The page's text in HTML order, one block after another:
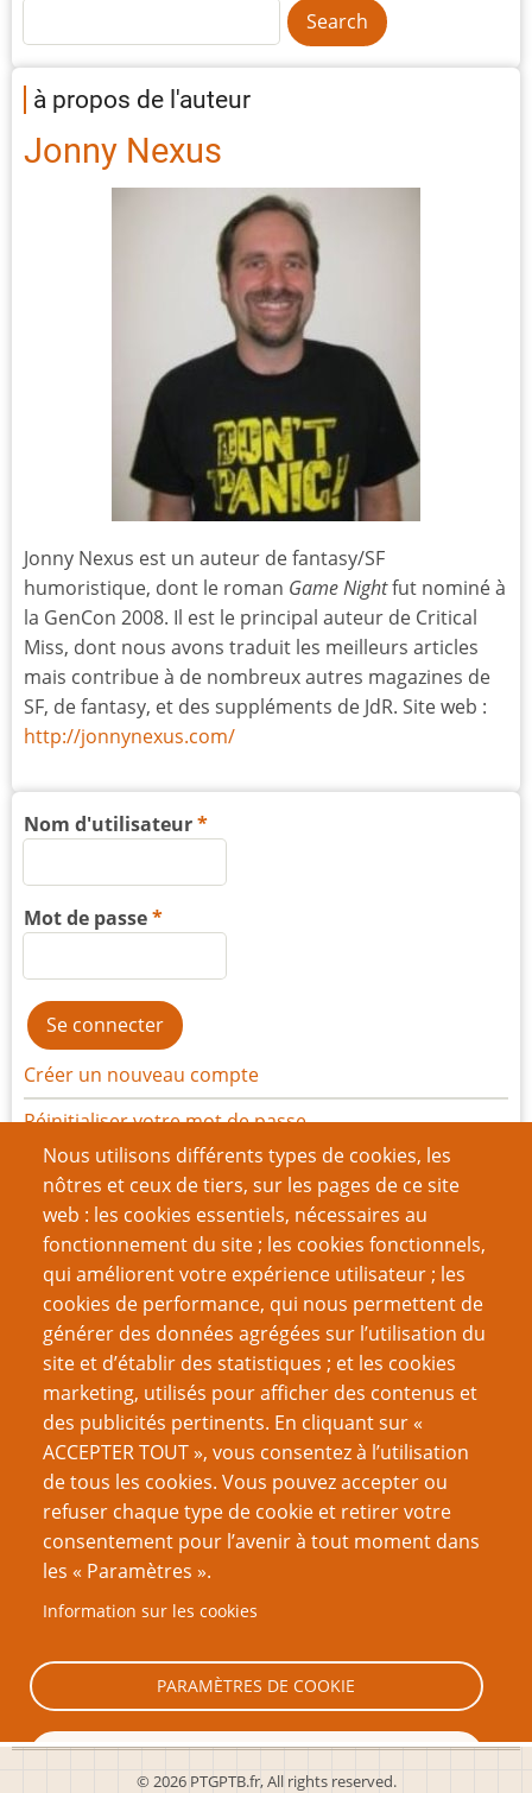
Nous utilisons différents types de cookies, les
nôtres et ceux de tiers, sur les pages de ce site
web : les cookies essentiels, nécessaires au
fonctionnement du site ; les cookies fonctionnels,
qui améliorent votre expérience utilisateur ; les
cookies de performance, qui nous permettent de
générer des données agrégées sur l’utilisation du
site et d’établir des statistiques ; et les cookies
marketing, utilisés pour afficher des contenus et
des publicités pertinents. En cliquant sur «
ACCEPTER TOUT », vous consentez à l’utilisation
de tous les cookies. Vous pouvez accepter ou
refuser chaque type de cookie et retirer votre
consentement pour l’avenir à tout moment dans
les « Paramètres ».
Information sur les cookies
PARAMÈTRES DE COOKIE
TOUT REFUSER
à propos de l'auteur
Jonny Nexus
Jonny Nexus est un auteur de fantasy/SF
humoristique, dont le roman Game Nightfut nominé à
la GenCon 2008. Il est le principal auteur de Critical
Miss, dont nous avons traduit les meilleurs articles
mais contribue à de nombreux autres magazines de
SF, de fantasy, et des suppléments de JdR. Site web :
http://jonnynexus.com/
Nom d'utilisateur
Mot de passe
Créer un nouveau compte
Réinitialiser votre mot de passe
Du même auteur
L’Homme qui ne pouvait s’empêcher de mourir
Cop Show de James Wallis… adapté à Star Trek
Tu veux jouer un quoi ???
Un homme à terre ! – Comment gérer l'absence d'un
joueur
Critique de The Elfish Gene
Mon personnage de “Spirit of the Century” prend
forme
Je voudrais remercier mes parents...
Le Manuel de Wolfgang pour escroquer les autres
Des objets magiques autrement
personnage
Pagination 1
Page
suivante
››
© 2026 PTGPTB.fr, All rights reserved.